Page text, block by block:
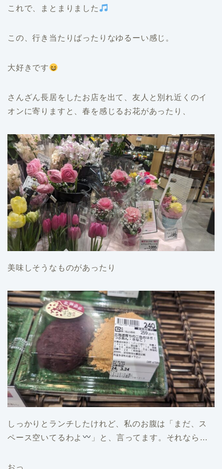
これで、まとまりました
この、行き当たりばったりなゆるーい感じ。
大好きです
さんざん長居をしたお店を出て、友人と別れ近くのイ
オンに寄りますと、春を感じるお花があったり、
美味しそうなものがあったり
しっかりとランチしたけれど、私のお腹は「まだ、ス
ペース空いてるわよ
」と、言ってます。それなら…
おっ